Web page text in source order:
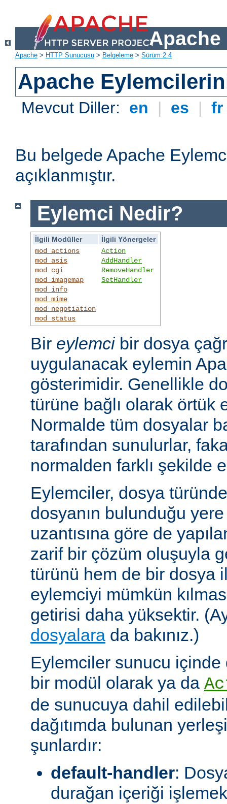
Apache
Apache > HTTP Sunucusu > Belgeleme > Sürüm 2.4
Apache
Mevcut Diller: en | es |
Bu belgede Apache
açıklanmıştır.
Eylemci Nedir?
İlgili Modüller
İlgili Yönergeler
mod_actions
mod_asis
mod_cgi
mod_imagemap
mod_info
mod_mime
mod_negotiation
mod_status
Action
AddHandler
RemoveHandler
SetHandler
Bir eylemcibir dosya
uygulanacak eylemin
gösterimidir. Genellikle
türüne bağlı olarak örtük
Normalde tüm dosyalar
tarafından sunulurlar,
normalden farklı şekilde
Eylemciler, dosya
dosyanın bulunduğu
uzantısına göre de
zarif bir çözüm oluşuyla
türünü hem de bir dosya
eylemciyi mümkün
getirisi daha yüksektir.
dosyalara da bakınız.)
Eylemciler sunucu
bir modül olarak ya da
de sunucuya dahil
dağıtımda bulunan
şunlardır:
default-handler:
durağan içeriği